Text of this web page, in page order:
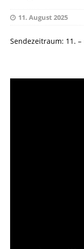
11. August 2025
Sendezeitraum: 11. –